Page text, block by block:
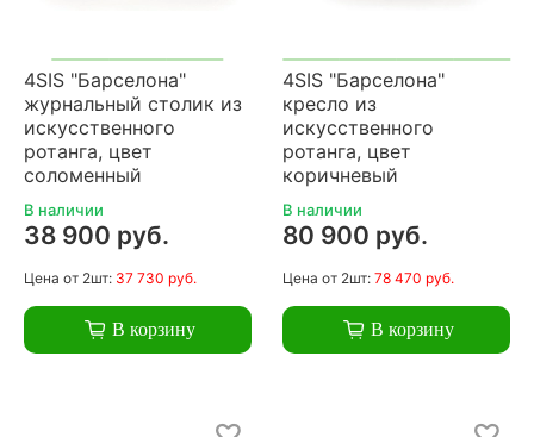
4SIS "Барселона"
журнальный столик из
искусственного
ротанга, цвет
соломенный
В наличии
38 900 руб.
Цена от 2шт: 37 730 руб.
В корзину
4SIS "Барселона"
кресло из
искусственного
ротанга, цвет
коричневый
В наличии
80 900 руб.
Цена от 2шт: 78 470 руб.
В корзину